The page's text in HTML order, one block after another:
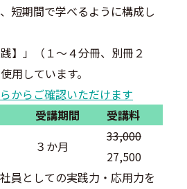
短期間で学べるように構成し
】」（１～４分冊、別冊２
用しています。
からご確認いただけます
受講期間
受講料
３か月
33,000
27,500
員としての実践力・応用力を